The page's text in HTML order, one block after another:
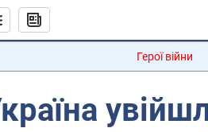
Герої війни